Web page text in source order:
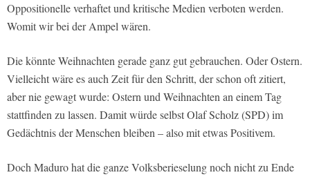
Oppositionelle verhaftet und kritische Medien verboten werden.
Womit wir bei der Ampel wären.
Die könnte Weihnachten gerade ganz gut gebrauchen. Oder Ostern.
Vielleicht wäre es auch Zeit für den Schritt, der schon oft zitiert,
aber nie gewagt wurde: Ostern und Weihnachten an einem Tag
stattfinden zu lassen. Damit würde selbst Olaf Scholz (SPD) im
Gedächtnis der Menschen bleiben – also mit etwas Positivem.
Doch Maduro hat die ganze Volksberieselung noch nicht zu Ende